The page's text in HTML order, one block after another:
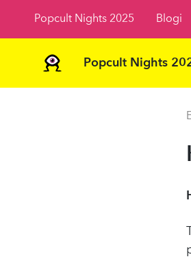
Popcult Nights 2025 Blogi
Popcult Nights